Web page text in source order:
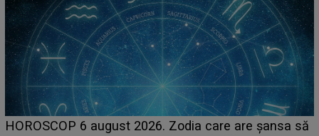
să LINE-UP UNTOLD ONE, prima zi. Cine sunt artiștii